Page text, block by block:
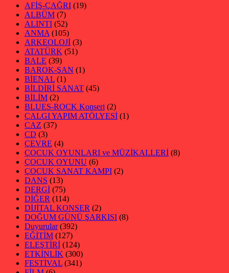
AFİŞ-ÇAĞRI (19)
ALBÜM (7)
ALINTI (52)
ANMA (105)
ARKEOLOJİ (3)
ATATÜRK (51)
BALE (39)
BAROK-ŞAN (1)
BİENAL (1)
BİLDİRİ SANAT (45)
BİLİM (2)
BLUES-ROCK Konseri (2)
ÇALGI YAPIM ATÖLYESİ (1)
CAZ (37)
CD (3)
ÇEVRE (4)
ÇOCUK OYUNLARI ve MÜZİKALLERİ (8)
ÇOCUK OYUNU (6)
ÇOCUK SANAT KAMPI (2)
DANS (13)
DERGİ (75)
DİĞER (114)
DİJİTAL KONSER (2)
DOĞUM GÜNÜ ŞARKISI (8)
Duyurular(392)
EĞİTİM (127)
ELEŞTİRİ (124)
ETKİNLİK (300)
FESTİVAL (341)